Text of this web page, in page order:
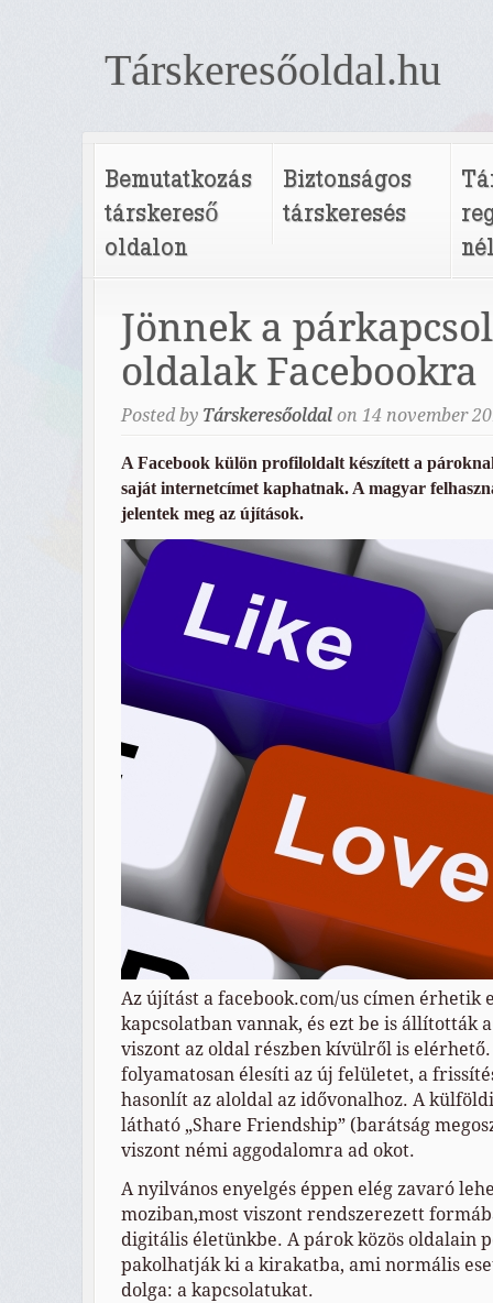
Társkeresőoldal.hu
Bemutatkozás
társkereső
oldalon
Biztonságos
társkeresés
Jönnek a
oldalak Facebookra
Posted by Társkeresőoldal on 14 november
A Facebook külön profiloldalt készített a
saját internetcímet kaphatnak. A magyar
jelentek meg az újítások.
Az újítást a facebook.com/us címen érhetik
kapcsolatban vannak, és ezt be is állították
viszont az oldal részben kívülről is elérhető.
folyamatosan élesíti az új felületet, a
hasonlít az aloldal az idővonalhoz. A
látható „Share Friendship” (barátság
viszont némi aggodalomra ad okot.
A nyilvános enyelgés éppen elég zavaró
moziban,most viszont rendszerezett
digitális életünkbe. A párok közös oldalain
pakolhatják ki a kirakatba, ami normális
dolga: a kapcsolatukat.